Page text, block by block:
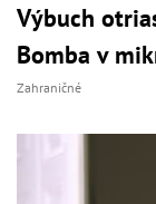
Výbuch
Bomba v
Zahraničné